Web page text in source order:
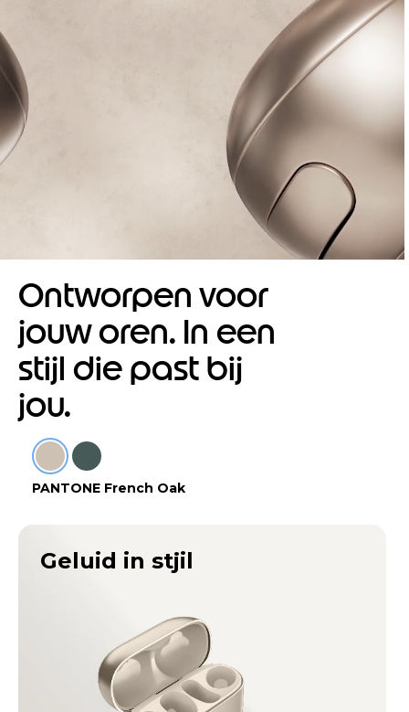
Ontworpen voor
jouw oren. In een
stijl die past bij
jou.
Geluid in stjil
PANTONE French Oak